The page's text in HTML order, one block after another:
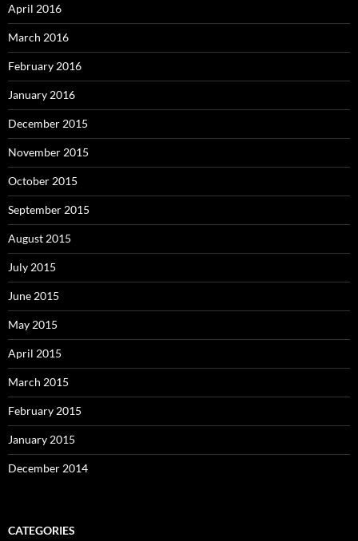
April 2016
March 2016
February 2016
January 2016
December 2015
November 2015
October 2015
September 2015
August 2015
July 2015
June 2015
May 2015
April 2015
March 2015
February 2015
January 2015
December 2014
CATEGORIES